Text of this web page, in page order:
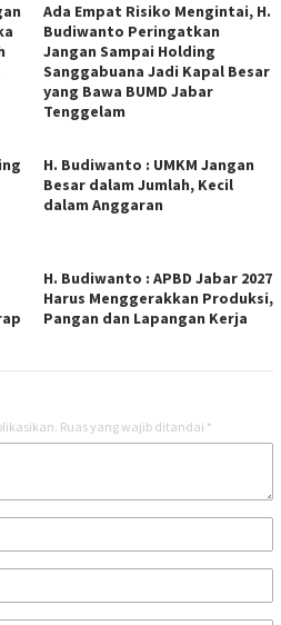
Ada Empat Risiko Mengintai, H.
Budiwanto Peringatkan
Jangan Sampai Holding
Sanggabuana Jadi Kapal Besar
yang Bawa BUMD Jabar
Tenggelam
H. Budiwanto : UMKM Jangan
Besar dalam Jumlah, Kecil
dalam Anggaran
H. Budiwanto : APBD Jabar 2027
Harus Menggerakkan Produksi,
Pangan dan Lapangan Kerja
Ruas yang wajib ditandai *